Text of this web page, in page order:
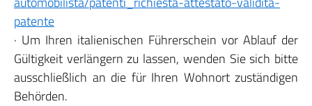
patente
· Um Ihren italienischen Führerschein vor Ablauf der
Gültigkeit verlängern zu lassen, wenden Sie sich bitte
ausschließlich an die für Ihren Wohnort zuständigen
Behörden.